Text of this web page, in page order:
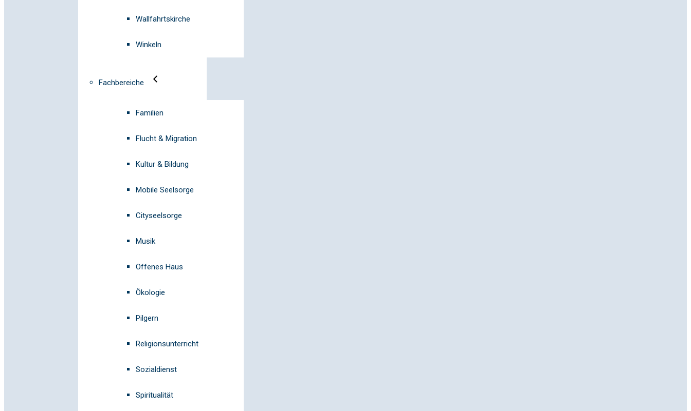
Wallfahrtskirche
Winkeln
Fachbereiche
Familien
Flucht & Migration
Kultur & Bildung
Mobile Seelsorge
Cityseelsorge
Musik
Offenes Haus
Ökologie
Pilgern
Religionsunterricht
Sozialdienst
Spiritualität